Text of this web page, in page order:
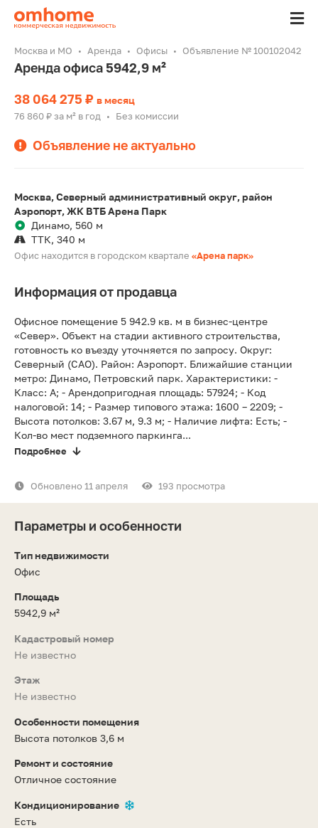
Москва и МО Аренда Офисы Объявление № 100102042
Аренда офиса 5942,9 м²
38 064 275 ₽ в месяц
76 860 ₽ за м² в год • Без комиссии
Объявление не актуально
Москва, Северный административный округ, район
Аэропорт, ЖК ВТБ Арена Парк
Динамо, 560 м
ТТК, 340 м
Офис находится в городском квартале «Арена парк»
Информация от продавца
Офисное помещение 5 942.9 кв. м в бизнес-центре
«Север». Объект на стадии активного строительства,
готовность ко въезду уточняется по запросу. Округ:
Северный (САО). Район: Аэропорт. Ближайшие станции
метро: Динамо, Петровский парк. Характеристики: -
Класс: A; - Арендопригодная площадь: 57924; - Код
налоговой: 14; - Размер типового этажа: 1600 – 2209; -
Высота потолков: 3.67 м, 9.3 м; - Наличие лифта: Есть; -
Кол-во мест подземного паркинга...
Подробнее
Обновлено 11 апреля 193 просмотра
Параметры и особенности
Тип недвижимости
Офис
Площадь
5942,9 м²
Кадастровый номер
Не известно
Этаж
Не известно
Особенности помещения
Высота потолков 3,6 м
Ремонт и состояние
Отличное состояние
Кондиционирование
Есть